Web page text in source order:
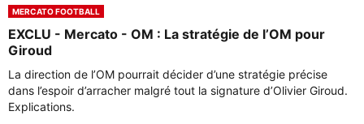
MERCATO FOOTBALL
EXCLU - Mercato - OM : La stratégie de l’OM pour
Giroud
La direction de l’OM pourrait décider d’une stratégie précise
dans l’espoir d’arracher malgré tout la signature d’Olivier Giroud.
Explications.